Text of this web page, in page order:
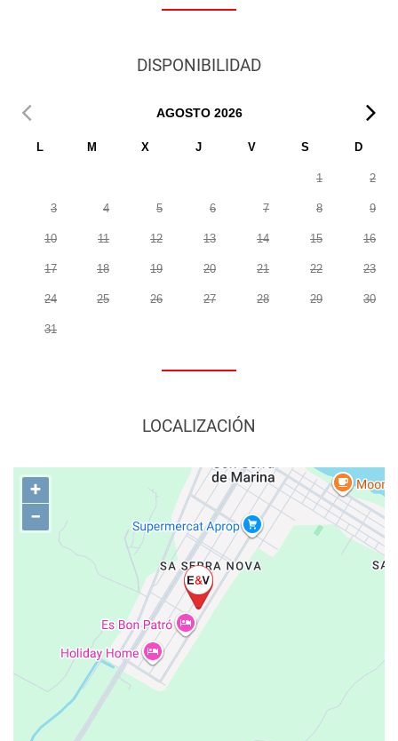
DISPONIBILIDAD
AGOSTO 2026
L M X J V S D
1 2
3 4 5 6 7 8 9
10 11 12 13 14 15 16
17 18 19 20 21 22 23
24 25 26 27 28 29 30
31
LOCALIZACIÓN
+
−